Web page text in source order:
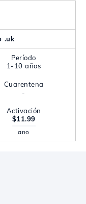
.uk
Período
1-10 años
Cuarentena
-
Activación
$11.99
ano